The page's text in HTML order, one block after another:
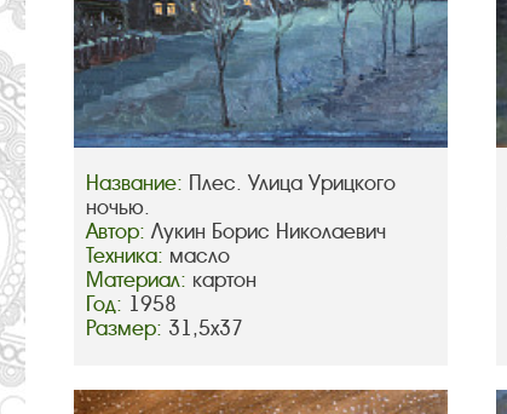
Название: Плес. Улица Урицкого
ночью.
Автор: Лукин Борис Николаевич
Техника: масло
Материал: картон
Год: 1958
Размер: 31,5х37